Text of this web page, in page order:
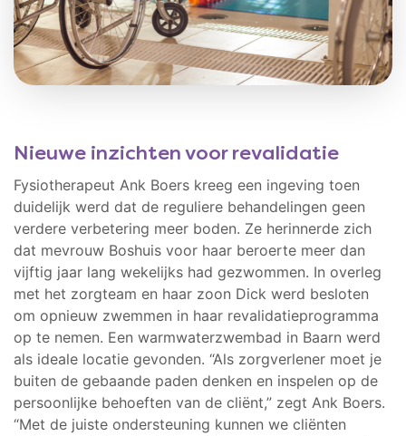
Nieuwe inzichten voor revalidatie
Fysiotherapeut Ank Boers kreeg een ingeving toen
duidelijk werd dat de reguliere behandelingen geen
verdere verbetering meer boden. Ze herinnerde zich
dat mevrouw Boshuis voor haar beroerte meer dan
vijftig jaar lang wekelijks had gezwommen. In overleg
met het zorgteam en haar zoon Dick werd besloten
om opnieuw zwemmen in haar revalidatieprogramma
op te nemen. Een warmwaterzwembad in Baarn werd
als ideale locatie gevonden. “Als zorgverlener moet je
buiten de gebaande paden denken en inspelen op de
persoonlijke behoeften van de cliënt,” zegt Ank Boers.
“Met de juiste ondersteuning kunnen we cliënten